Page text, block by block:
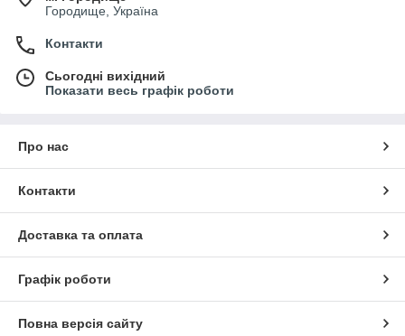
Городище, Україна
Контакти
Сьогодні вихідний
Показати весь графік роботи
Про нас
Контакти
Доставка та оплата
Графік роботи
Повна версія сайту